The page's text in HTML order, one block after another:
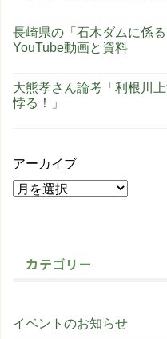
長崎県の「石木ダムに係
YouTube動画と資料
大熊孝さん論考「利根川
悖る！」
アーカイブ
カテゴリー
イベントのお知らせ